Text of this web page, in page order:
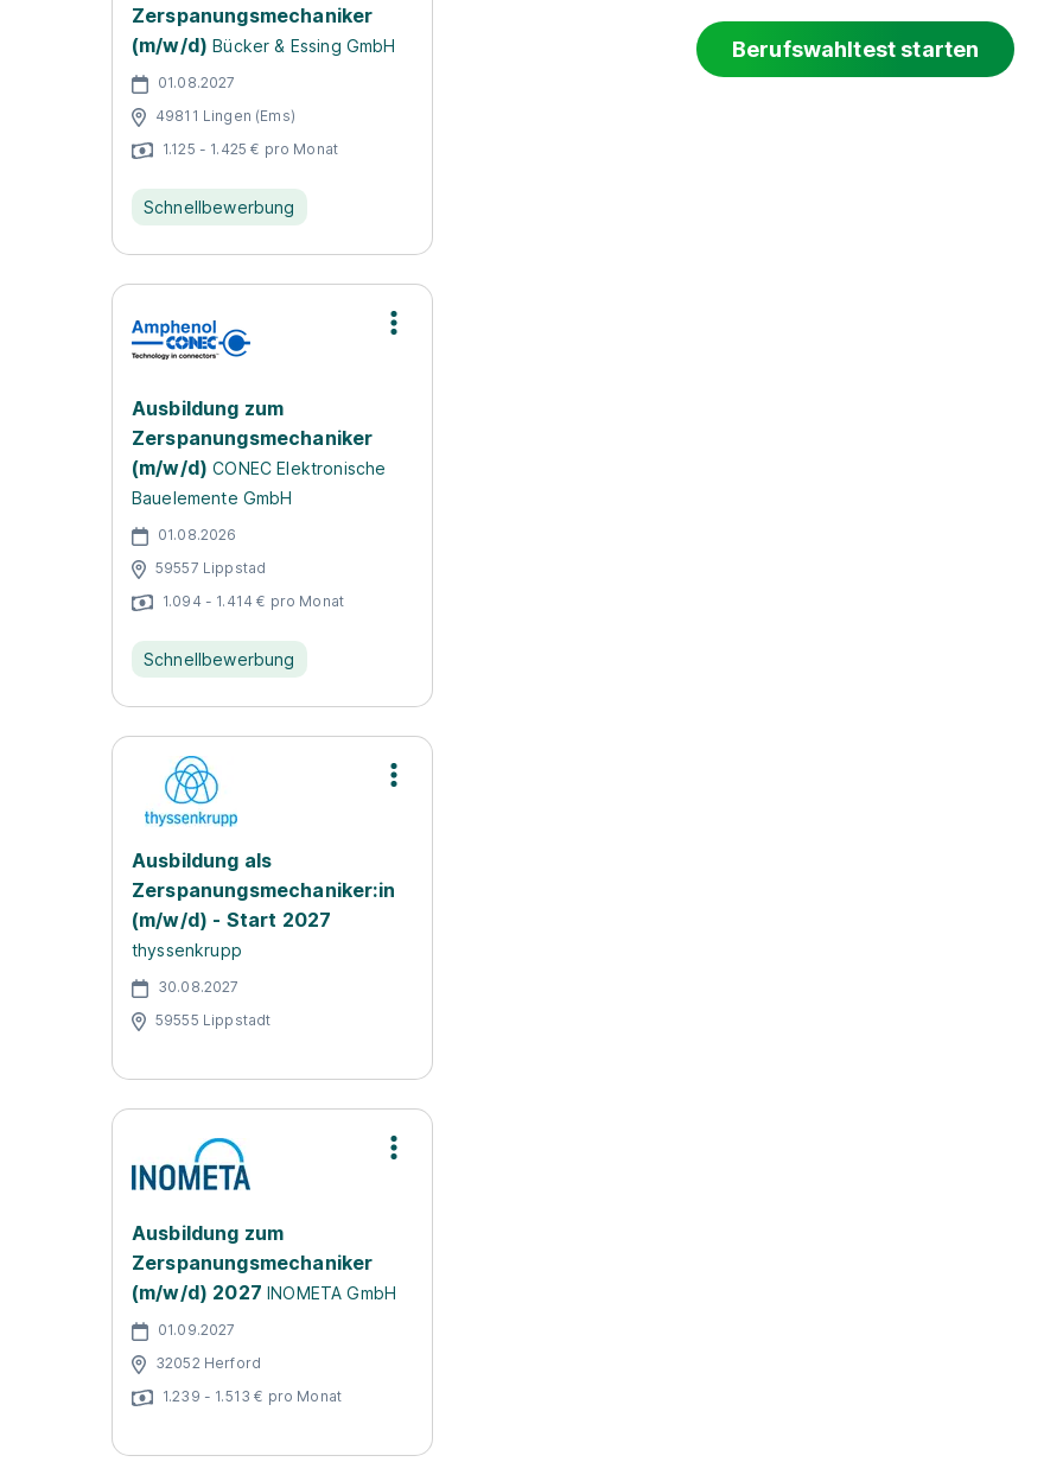
Zerspanungsmechaniker
(m/w/d) Bücker & Essing GmbH
01.08.2027
49811 Lingen (Ems)
1.125 - 1.425 € pro Monat
Schnellbewerbung
Ausbildung zum
Zerspanungsmechaniker
(m/w/d) CONEC Elektronische
Bauelemente GmbH
01.08.2026
59557 Lippstad
1.094 - 1.414 € pro Monat
Schnellbewerbung
Ausbildung als
Zerspanungsmechaniker:in
(m/w/d) - Start 2027
thyssenkrupp
30.08.2027
59555 Lippstadt
Ausbildung zum
Zerspanungsmechaniker
(m/w/d) 2027 INOMETA GmbH
01.09.2027
32052 Herford
1.239 - 1.513 € pro Monat
Berufswahltest starten